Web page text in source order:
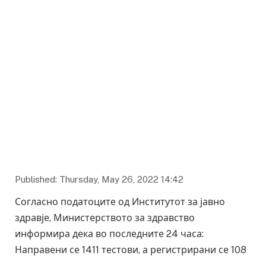
Published: Thursday, May 26, 2022 14:42
Согласно податоците од Институтот за јавно
здравје, Министерството за здравство
информира дека во последните 24 часа:
Направени се 1411 тестови, а регистрирани се 108